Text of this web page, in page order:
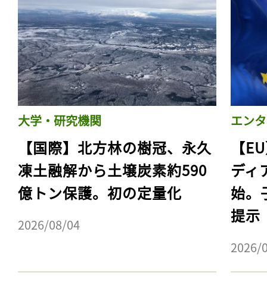
大学・研究機関
【国際】北方林の樹冠、永久
凍土融解から土壌炭素約590
億トン保護。初の定量化
2026/08/04
エン
【
ディ
始。
提示
2026/